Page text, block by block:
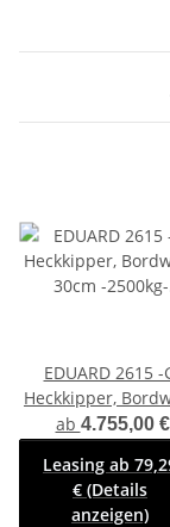
EDUARD 2615 -
Heckkipper,
30cm -2500kg- E-
- Lfh: 72cm -
Stahl -
ab 4.755,00 €
Leasing ab
€ (Details
anzeigen)